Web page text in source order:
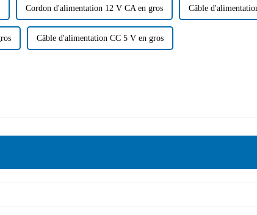
Cordon d'alimentation 12 V CA en gros Câble
Câble d'alimentation CC 5 V en gros